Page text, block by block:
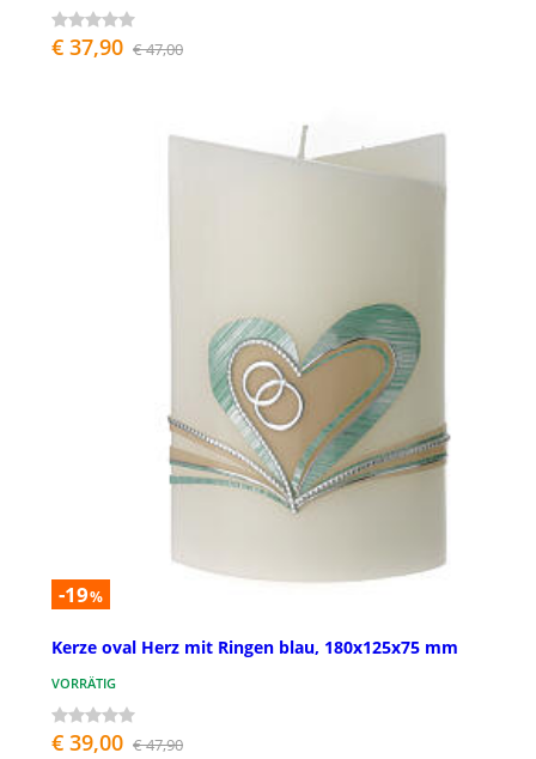
€ 37,90 € 47,00
-19%
Kerze oval Herz mit Ringen blau, 180x125x75 mm
VORRÄTIG
€ 39,00 € 47,90